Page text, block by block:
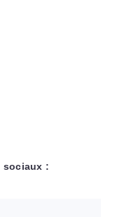
sociaux :